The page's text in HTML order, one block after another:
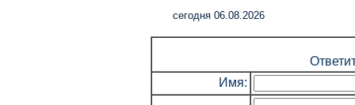
cегодня 06.08.2026
Имя: